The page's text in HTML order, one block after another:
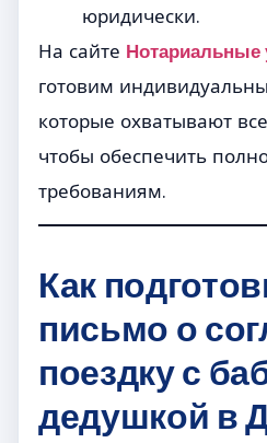
юридически.
На сайте Нотариальные
готовим
которые охватывают
чтобы обеспечить
требованиям.
Как
письмо о
поездку с
дедушкой в